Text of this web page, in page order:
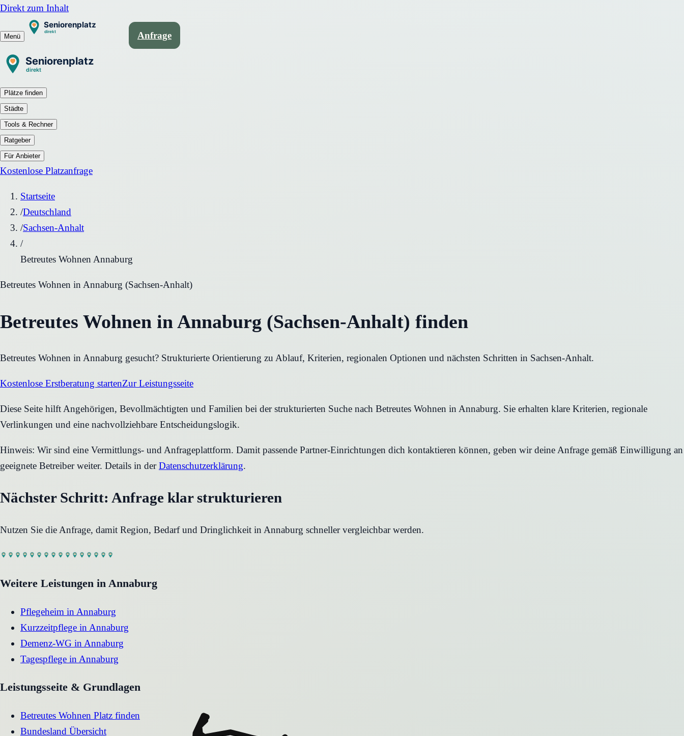
Direkt zum Inhalt
Menü Anfrage
Plätze finden
Städte
Tools & Rechner
Ratgeber
Für Anbieter
Kostenlose Platzanfrage
Startseite
/Deutschland
/Sachsen-Anhalt
/
Betreutes Wohnen Annaburg
Betreutes Wohnen in Annaburg (Sachsen-Anhalt)
Betreutes Wohnen in Annaburg (Sachsen-Anhalt) finden
Betreutes Wohnen in Annaburg gesucht? Strukturierte Orientierung zu Ablauf, Kriterien, regionalen Optionen und nächsten Schritten in Sachsen-Anhalt.
Kostenlose Erstberatung startenZur Leistungsseite
Diese Seite hilft Angehörigen, Bevollmächtigten und Familien bei der strukturierten Suche nach Betreutes Wohnen in Annaburg. Sie erhalten klare Kriterien, regionale
Verlinkungen und eine nachvollziehbare Entscheidungslogik.
Hinweis: Wir sind eine Vermittlungs- und Anfrageplattform. Damit passende Partner-Einrichtungen dich kontaktieren können, geben wir deine Anfrage gemäß Einwilligung an
geeignete Betreiber weiter. Details in der Datenschutzerklärung.
Nächster Schritt: Anfrage klar strukturieren
Nutzen Sie die Anfrage, damit Region, Bedarf und Dringlichkeit in Annaburg schneller vergleichbar werden.
Weitere Leistungen in Annaburg
Pflegeheim in Annaburg
Kurzzeitpflege in Annaburg
Demenz-WG in Annaburg
Tagespflege in Annaburg
Leistungsseite & Grundlagen
Betreutes Wohnen Platz finden
Bundesland Übersicht